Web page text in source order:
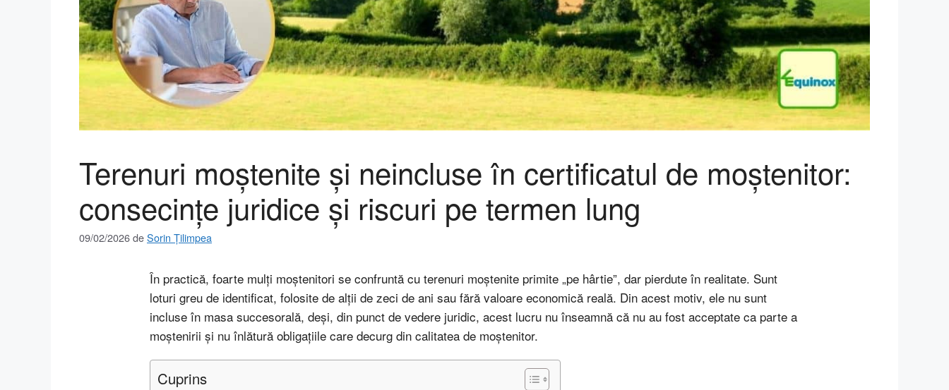
Terenuri moștenite și neincluse în certificatul de moștenitor:
consecințe juridice și riscuri pe termen lung
09/02/2026deSorin Țilimpea
În practică, foarte mulți moștenitori se confruntă cu terenuri moștenite primite „pe hârtie”, dar pierdute în realitate. Sunt
loturi greu de identificat, folosite de alții de zeci de ani sau fără valoare economică reală. Din acest motiv, ele nu sunt
incluse în masa succesorală, deși, din punct de vedere juridic, acest lucru nu înseamnă că nu au fost acceptate ca parte a
moștenirii și nu înlătură obligațiile care decurg din calitatea de moștenitor.
Cuprins